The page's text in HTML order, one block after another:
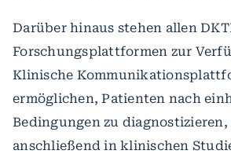
Darüber hinaus stehen allen
Forschungsplattformen zur
Klinische
ermöglichen, Patienten nach
Bedingungen zu diagnostizieren,
anschließend in klinischen